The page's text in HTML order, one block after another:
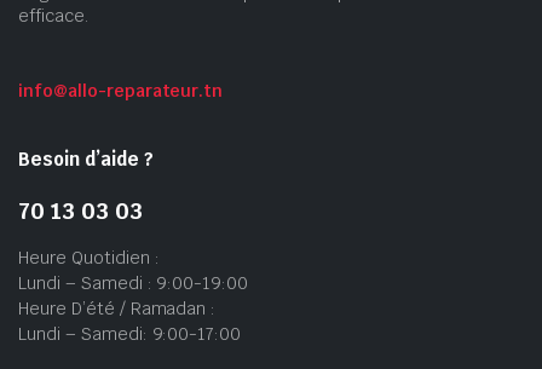
efficace.
info@allo-reparateur.tn
Besoin d’aide ?
70 13 03 03
Heure Quotidien :
Lundi – Samedi : 9:00-19:00
Heure D’été / Ramadan :
Lundi – Samedi: 9:00-17:00